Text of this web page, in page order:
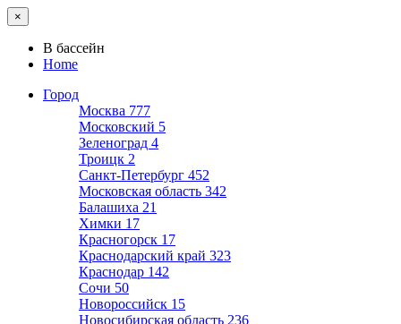
×
В бассейн
Home
Город
Москва 777
Московский 5
Зеленоград 4
Троицк 2
Санкт-Петербург 452
Московская область 342
Балашиха 21
Химки 17
Красногорск 17
Краснодарский край 323
Краснодар 142
Сочи 50
Новороссийск 15
Новосибирская область 236